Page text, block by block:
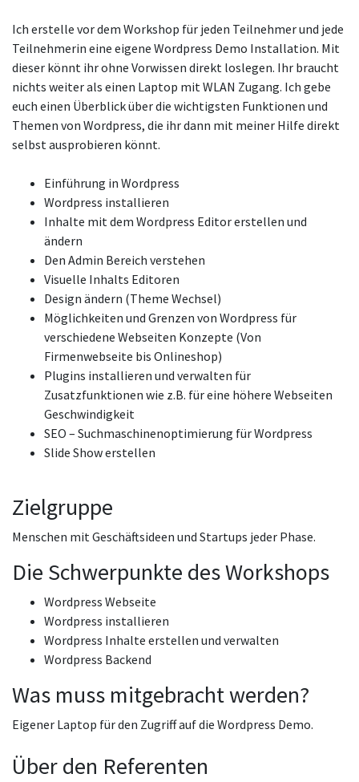
Ich erstelle vor dem Workshop für jeden Teilnehmer und jede
Teilnehmerin eine eigene Wordpress Demo Installation. Mit
dieser könnt ihr ohne Vorwissen direkt loslegen. Ihr braucht
nichts weiter als einen Laptop mit WLAN Zugang. Ich gebe
euch einen Überblick über die wichtigsten Funktionen und
Themen von Wordpress, die ihr dann mit meiner Hilfe direkt
selbst ausprobieren könnt.
Einführung in Wordpress
Wordpress installieren
Inhalte mit dem Wordpress Editor erstellen und
ändern
Den Admin Bereich verstehen
Visuelle Inhalts Editoren
Design ändern (Theme Wechsel)
Möglichkeiten und Grenzen von Wordpress für
verschiedene Webseiten Konzepte (Von
Firmenwebseite bis Onlineshop)
Plugins installieren und verwalten für
Zusatzfunktionen wie z.B. für eine höhere Webseiten
Geschwindigkeit
SEO – Suchmaschinenoptimierung für Wordpress
Slide Show erstellen
Zielgruppe
Menschen mit Geschäftsideen und Startups jeder Phase.
Die Schwerpunkte des Workshops
Wordpress Webseite
Wordpress installieren
Wordpress Inhalte erstellen und verwalten
Wordpress Backend
Was muss mitgebracht werden?
Eigener Laptop für den Zugriff auf die Wordpress Demo.
Über den Referenten